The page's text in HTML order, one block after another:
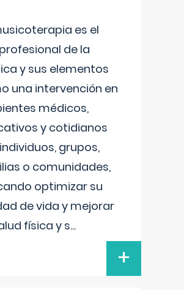
es el
de la
y sus elementos
una intervención en
médicos,
y cotidianos
grupos,
o comunidades,
optimizar su
de vida y mejorar
física y s...
+